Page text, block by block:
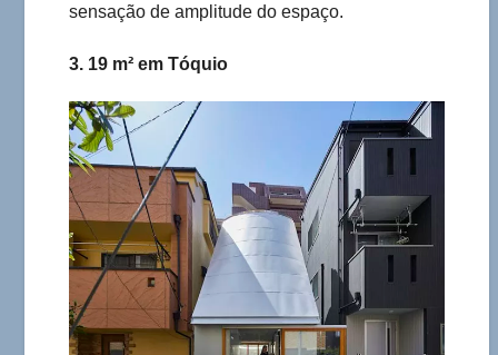
sensação de amplitude do espaço.
3. 19 m² em Tóquio